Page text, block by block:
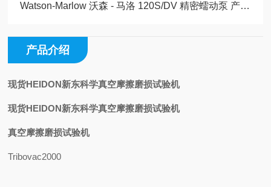
Watson-Marlow 沃森 - 马洛 120S/DV 精密蠕动泵 产品详情介绍玉崎科学现货
产品介绍
现货HEIDON新东科学真空摩擦磨损试验机
现货HEIDON新东科学真空摩擦磨损试验机
真空摩擦磨损试验机
Tribovac2000